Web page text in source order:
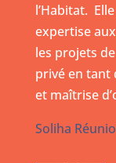
l’Habitat.
expertise
les projets
privé en tant
et maîtrise
Soliha